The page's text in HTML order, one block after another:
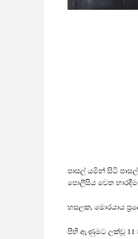
පාසල් යමින් සිටි
පොලීසිය වෙත
හසලක, මොරයාය
පිහි ඇණුමට ලක්වූ 11